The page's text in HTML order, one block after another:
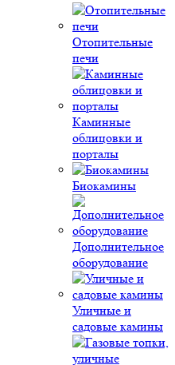
Отопительные
печи
Каминные
облицовки и
порталы
Биокамины
Дополнительное
оборудование
Уличные и
садовые камины